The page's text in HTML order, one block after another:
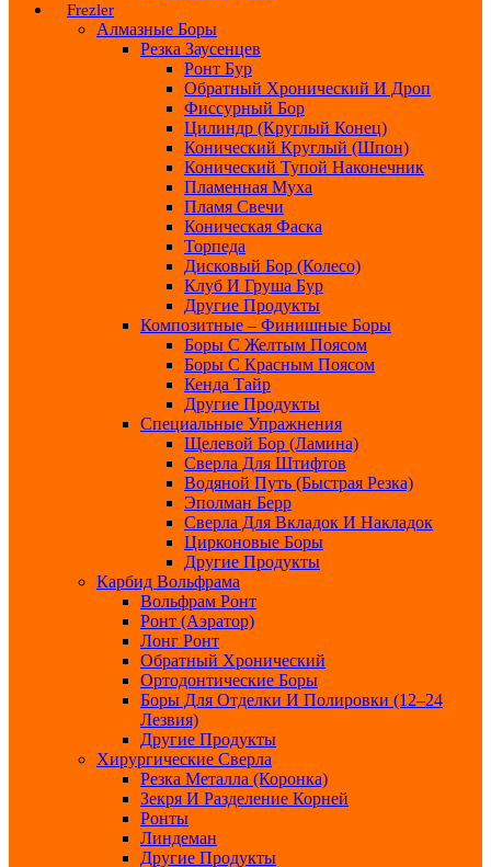
Frezler
Алмазные Боры
Резка Заусенцев
Ронт Бур
Обратный Хронический И Дроп
Фиссурный Бор
Цилиндр (круглый Конец)
Конический Круглый (шпон)
Конический Тупой Наконечник
Пламенная Муха
Пламя Свечи
Коническая Фаска
Торпеда
Дисковый Бор (колесо)
Клуб И Груша Бур
Другие Продукты
Композитные – Финишные Боры
Боры С Желтым Поясом
Боры С Красным Поясом
Кенда Тайр
Другие Продукты
Специальные Упражнения
Щелевой Бор (ламина)
Сверла Для Штифтов
Водяной Путь (быстрая Резка)
Эполман Берр
Сверла Для Вкладок И Накладок
Цирконовые Боры
Другие Продукты
Карбид Вольфрама
Вольфрам Ронт
Ронт (Аэратор)
Лонг Ронт
Обратный Хронический
Ортодонтические Боры
Боры Для Отделки И Полировки (12–24
Лезвия)
Другие Продукты
Хирургические Сверла
Резка Металла (Коронка)
Зекря И Разделение Корней
Ронты
Линдеман
Другие Продукты